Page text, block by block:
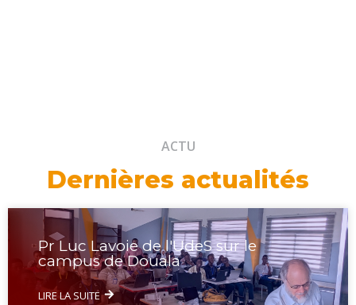
ACTU
Dernières actualités
Pr Luc Lavoie de l'UdeS sur le
campus de Douala
LIRE LA SUITE